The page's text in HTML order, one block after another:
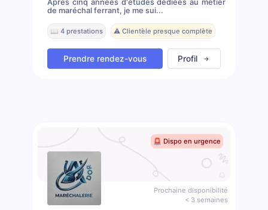
Apres cinq années d'études dédiées au métier
de maréchal ferrant, je me sui...
📖 4 prestations ⚠️ Clientèle presque complète
Prendre rendez-vous Profil
🚨 Dispo en urgence
Prochaine disponibilité
< 3 semaines